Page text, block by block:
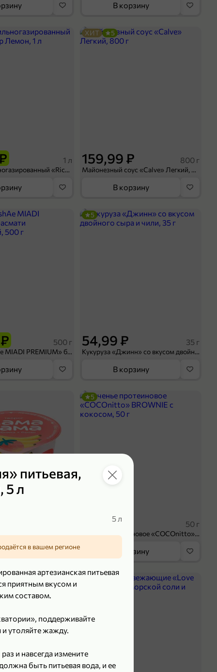
питьевая,
5 л
5 л
в вашем регионе
артезианская питьевая
приятным вкусом и
составом.
поддерживайте
и утоляйте жажду.
и навсегда измените
быть питьевая вода, и ее
В корзину
1 л
Напиток сильногазированный «Rich» Биттер Лемон, 1 л
159,99 ₽ 800 г
Майонезный соус «Calve» Легкий, 800 г
ХИТ 5
В корзину
500 г
Рис «TaMashAe MIADI PREMIUM» басмати пропаренный, 500 г
54,99 ₽ 35 г
Кукуруза «Джинн» со вкусом двойного сыра и чили, 35 г
5
В корзину
Творог 3.8% «Мама Лама» клубника-банан, 100 г
89,99 ₽ 50 г
Печенье протеиновое «COCOnitto» BROWNIE с кокосом, 50 г
5
В корзину